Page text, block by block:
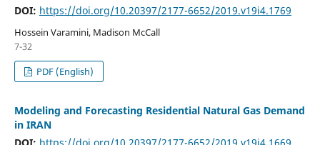
DOI: https://doi.org/10.20397/2177-6652/2019.v19i4.1769
Hossein Varamini, Madison McCall
7-32
PDF (English)
Modeling and Forecasting Residential Natural Gas Demand
in IRAN